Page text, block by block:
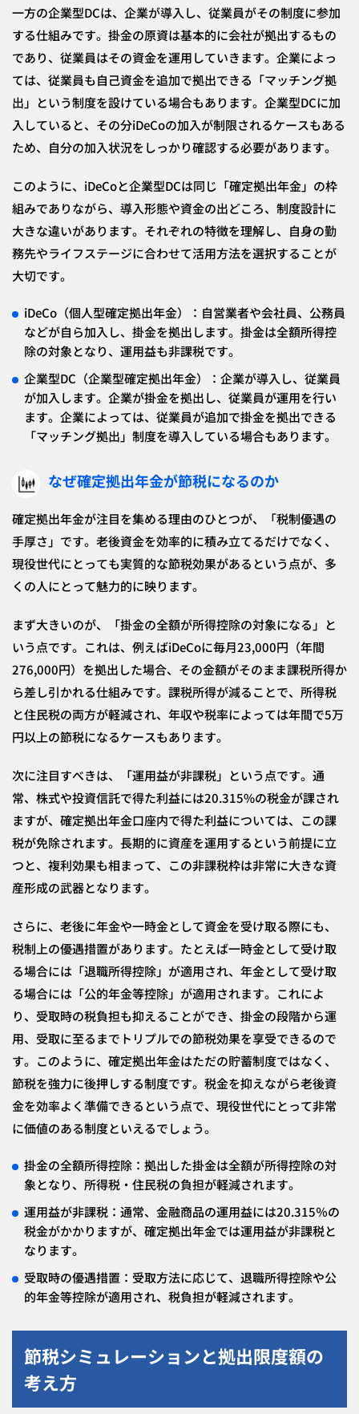
一方の企業型DCは、企業が導入し、従業員がその制度に参加
する仕組みです。掛金の原資は基本的に会社が拠出するもの
であり、従業員はその資金を運用していきます。企業によっ
ては、従業員も自己資金を追加で拠出できる「マッチング拠
出」という制度を設けている場合もあります。企業型DCに加
入していると、その分iDeCoの加入が制限されるケースもある
ため、自分の加入状況をしっかり確認する必要があります。
このように、iDeCoと企業型DCは同じ「確定拠出年金」の枠
組みでありながら、導入形態や資金の出どころ、制度設計に
大きな違いがあります。それぞれの特徴を理解し、自身の勤
務先やライフステージに合わせて活用方法を選択することが
大切です。
iDeCo（個人型確定拠出年金）：自営業者や会社員、公務員
などが自ら加入し、掛金を拠出します。掛金は全額所得控
除の対象となり、運用益も非課税です。
企業型DC（企業型確定拠出年金）：企業が導入し、従業員
が加入します。企業が掛金を拠出し、従業員が運用を行い
ます。企業によっては、従業員が追加で掛金を拠出できる
「マッチング拠出」制度を導入している場合もあります。
なぜ確定拠出年金が節税になるのか
確定拠出年金が注目を集める理由のひとつが、「税制優遇の
手厚さ」です。老後資金を効率的に積み立てるだけでなく、
現役世代にとっても実質的な節税効果があるという点が、多
くの人にとって魅力的に映ります。
まず大きいのが、「掛金の全額が所得控除の対象になる」と
いう点です。これは、例えばiDeCoに毎月23,000円（年間
276,000円）を拠出した場合、その金額がそのまま課税所得か
ら差し引かれる仕組みです。課税所得が減ることで、所得税
と住民税の両方が軽減され、年収や税率によっては年間で5万
円以上の節税になるケースもあります。
次に注目すべきは、「運用益が非課税」という点です。通
常、株式や投資信託で得た利益には20.315%の税金が課され
ますが、確定拠出年金口座内で得た利益については、この課
税が免除されます。長期的に資産を運用するという前提に立
つと、複利効果も相まって、この非課税枠は非常に大きな資
産形成の武器となります。
さらに、老後に年金や一時金として資金を受け取る際にも、
税制上の優遇措置があります。たとえば一時金として受け取
る場合には「退職所得控除」が適用され、年金として受け取
る場合には「公的年金等控除」が適用されます。これによ
り、受取時の税負担も抑えることができ、掛金の段階から運
用、受取に至るまでトリプルでの節税効果を享受できるので
す。このように、確定拠出年金はただの貯蓄制度ではなく、
節税を強力に後押しする制度です。税金を抑えながら老後資
金を効率よく準備できるという点で、現役世代にとって非常
に価値のある制度といえるでしょう。
掛金の全額所得控除：拠出した掛金は全額が所得控除の対
象となり、所得税・住民税の負担が軽減されます。
運用益が非課税：通常、金融商品の運用益には20.315％の
税金がかかりますが、確定拠出年金では運用益が非課税と
なります。
受取時の優遇措置：受取方法に応じて、退職所得控除や公
的年金等控除が適用され、税負担が軽減されます。
節税シミュレーションと拠出限度額の
考え方